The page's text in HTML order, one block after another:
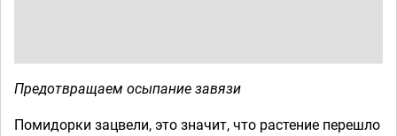
Предотвращаем осыпание завязи
Помидорки зацвели, это значит, что растение перешло